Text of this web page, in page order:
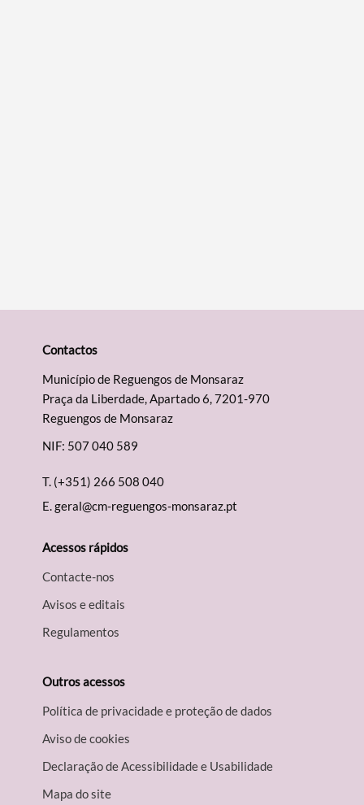
Contactos
Município de Reguengos de Monsaraz
Praça da Liberdade, Apartado 6, 7201-970
Reguengos de Monsaraz
NIF: 507 040 589
T. (+351) 266 508 040
E.geral@cm-reguengos-monsaraz.pt
Acessos rápidos
Contacte-nos
Avisos e editais
Regulamentos
Outros acessos
Política de privacidade e proteção de dados
Aviso de cookies
Declaração de Acessibilidade e Usabilidade
Mapa do site